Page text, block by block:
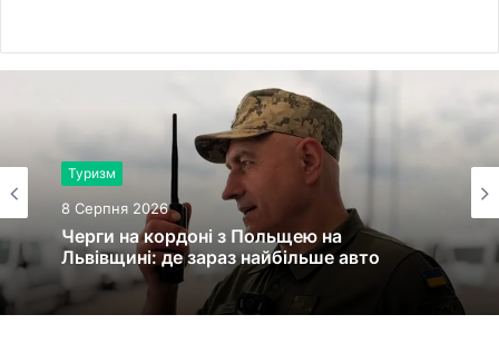
Туризм
8 Серпня 2026
Здоров'я
8 Серпня 2026
У львівській лікарні святої Анни
народилися двійнята з окремими
плацентами